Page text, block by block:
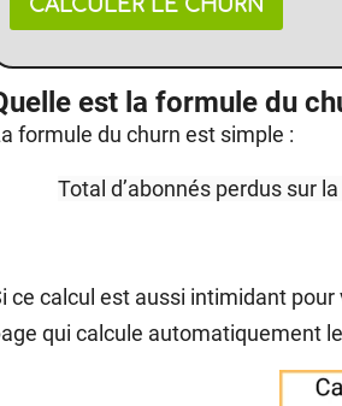
CALCULER LE CHURN
est la formule du
formule du churn est simple :
Total d’abonnés perdus sur
ce calcul est aussi intimidant
qui calcule automatiquement